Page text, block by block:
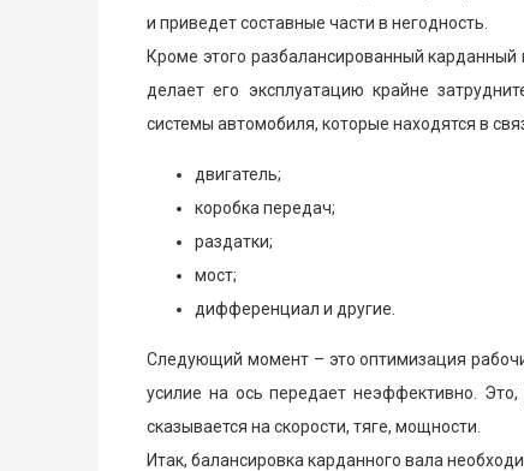
и приведет составные части в негодность.
Кроме этого разбалансированный
делает его эксплуатацию крайне
системы автомобиля, которые находятся в
двигатель;
коробка передач;
раздатки;
мост;
дифференциал и другие.
Следующий момент – это оптимизация
усилие на ось передает неэффективно.
сказывается на скорости, тяге, мощности.
Итак, балансировка карданного вала